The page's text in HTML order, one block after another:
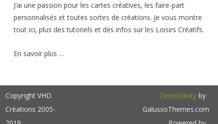
J’ai une passion pour les cartes créatives, les faire-part
personnalisés et toutes sortes de créations. Je vous montre
tout ici, plus des tutoriels et des infos sur les Loisirs Créatifs.
En savoir plus …
Copyright VHD
Créations 2005-
ZeroGravityby
GalussoThemes.com